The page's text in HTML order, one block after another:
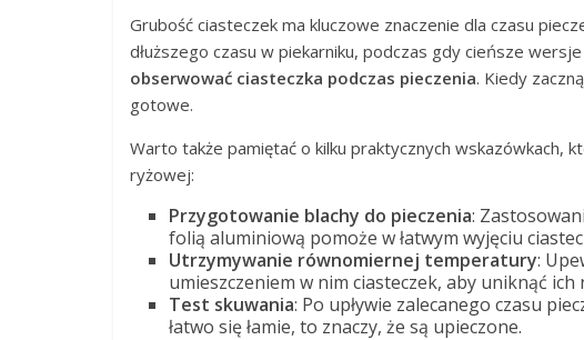
Grubość ciasteczek ma kluczowe znaczenie dla czasu
dłuższego czasu w piekarniku, podczas gdy cieńsze
obserwować ciasteczka podczas pieczenia. Kiedy
gotowe.
Warto także pamiętać o kilku praktycznych wskazówkach,
ryżowej:
Przygotowanie blachy do pieczenia:
folią aluminiową pomoże w łatwym wyjęciu
Utrzymywanie równomiernej temperatury:
umieszczeniem w nim ciasteczek, aby uniknąć
Test skuwania: Po upływie zalecanego czasu
łatwo się łamie, to znaczy, że są upieczone.